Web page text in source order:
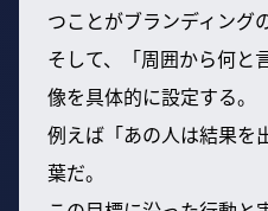
つことがブランディング
そして、「周囲から何と
像を具体的に設定する。
例えば「あの人は結果を
葉だ。